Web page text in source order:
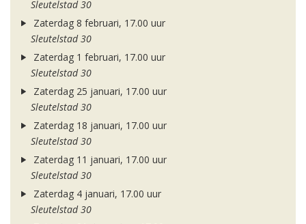
Sleutelstad 30
Zaterdag 8 februari, 17.00 uur
Sleutelstad 30
Zaterdag 1 februari, 17.00 uur
Sleutelstad 30
Zaterdag 25 januari, 17.00 uur
Sleutelstad 30
Zaterdag 18 januari, 17.00 uur
Sleutelstad 30
Zaterdag 11 januari, 17.00 uur
Sleutelstad 30
Zaterdag 4 januari, 17.00 uur
Sleutelstad 30